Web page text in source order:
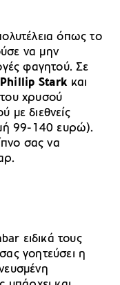
όπως το
να μην
φαγητού. Σε
Phillip Starkκαι
χρυσού
με διεθνείς
99-140 ευρώ).
σας να
ειδικά τους
γοητεύσει η